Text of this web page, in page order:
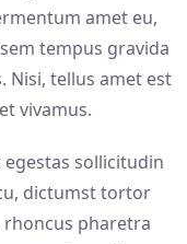
amet eu,
tempus gravida
Nisi, tellus amet est
vivamus.
egestas sollicitudin
dictumst tortor
rhoncus pharetra